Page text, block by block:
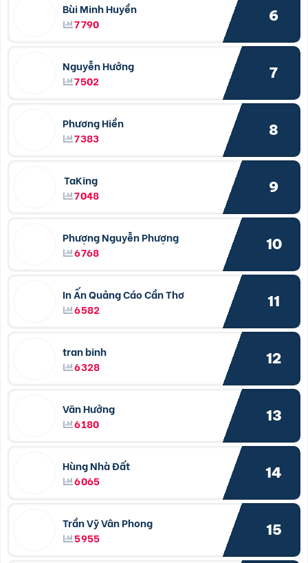
Bùi Minh Huyền
7790
6
Nguyễn Hưởng
7502
7
Phương Hiền
7383
8
TaKing
7048
9
Phượng Nguyễn Phượng
6768
10
In Ấn Quảng Cáo Cần Thơ
6582
11
tran binh
6328
12
Văn Hưởng
6180
13
Hùng Nhà Đất
6065
14
Trần Vỹ Vân Phong
5955
15